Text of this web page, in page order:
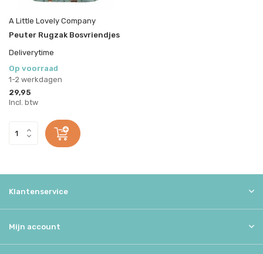
A Little Lovely Company
Peuter Rugzak Bosvriendjes
Deliverytime
Op voorraad
1-2 werkdagen
29,95
Incl. btw
Klantenservice
Mijn account